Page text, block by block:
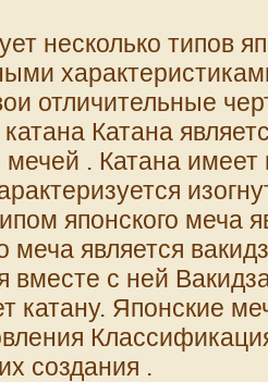
несколько типов
отличительные
катана Катана
мечей . Катана
японского меча
меча является
вместе с ней
катану. Японские
создания .